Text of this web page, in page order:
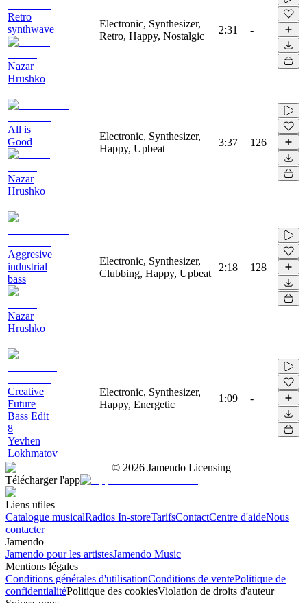
Retro
synthwave
Nazar
Hrushko
Electronic, Synthesizer,
Retro, Happy, Nostalgic
2:31 -
All is
Good
Nazar
Hrushko
Electronic, Synthesizer,
Happy, Upbeat
3:37 126
Aggresive
industrial
bass
Nazar
Hrushko
Electronic, Synthesizer,
Clubbing, Happy, Upbeat
2:18 128
Creative
Future
Bass Edit
8
Yevhen
Lokhmatov
Electronic, Synthesizer,
Happy, Energetic
1:09 -
© 2026 Jamendo Licensing
Télécharger l'app
Liens utiles
Catalogue musicalRadios In-storeTarifsContactCentre d'aideNous
contacter
Jamendo
Jamendo pour les artistesJamendo Music
Mentions légales
Conditions générales d'utilisationConditions de ventePolitique de
confidentialitéPolitique des cookiesViolation de droits d'auteur